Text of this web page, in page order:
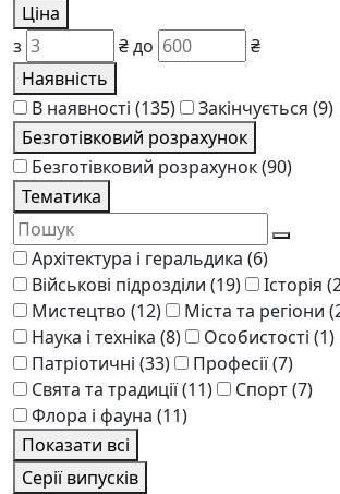
Ціна
з
₴до
₴
Наявність
В наявності (135) Закінчується (9)
Безготівковий розрахунок
Безготівковий розрахунок(90)
Тематика
Архітектура і геральдика (6)
Військові підрозділи (19) Історія
Мистецтво (12) Міста та регіони
Наука і техніка (8) Особистості (1)
Патріотичні (33) Професії(7)
Свята та традиції(11) Спорт(7)
Флора і фауна (11)
Показати всі
Серії випусків